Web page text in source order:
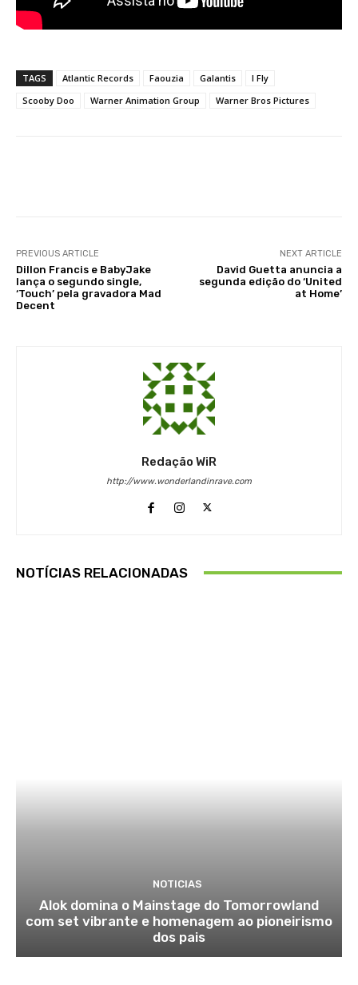
TAGS Atlantic Records Faouzia Galantis
I Fly
Scooby Doo
Warner Animation Group Warner Bros Pictures
PREVIOUS ARTICLE
Dillon Francis e BabyJake
lança o segundo single,
‘Touch’ pela gravadora Mad
Decent
NEXT ARTICLE
David Guetta anuncia a
segunda edição do ‘United
at Home’
Redação WiR
http://www.wonderlandinrave.com
NOTÍCIAS RELACIONADAS
NOTICIAS
Alok domina o Mainstage do Tomorrowland
com set vibrante e homenagem ao pioneirismo
dos pais